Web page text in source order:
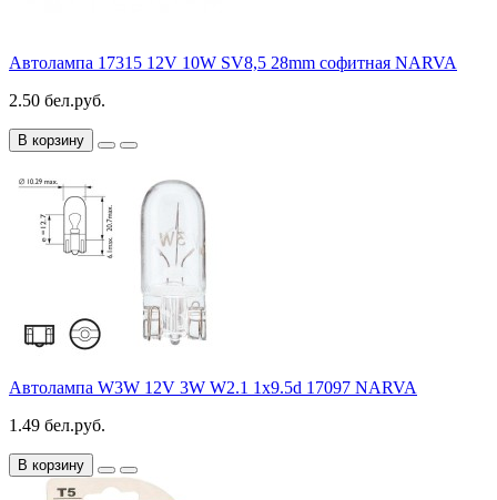
Автолампа 17315 12V 10W SV8,5 28mm софитная NARVA
2.50 бел.руб.
В корзину
Автолампа W3W 12V 3W W2.1 1x9.5d 17097 NARVA
1.49 бел.руб.
В корзину